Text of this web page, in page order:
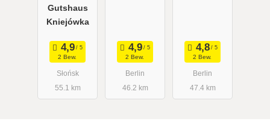
Gutshaus
Kniejówka
2 Bew.
Słońsk
55.1 km
2 Bew.
Berlin
46.2 km
2 Bew.
Berlin
47.4 km